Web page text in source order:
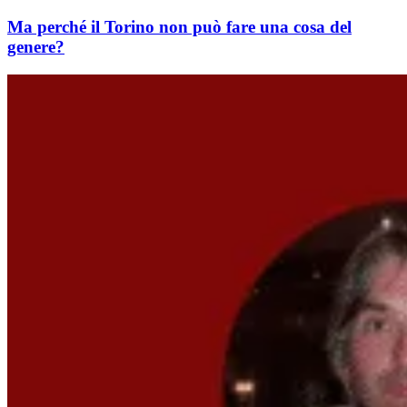
Ma perché il Torino non può fare una cosa del
genere?